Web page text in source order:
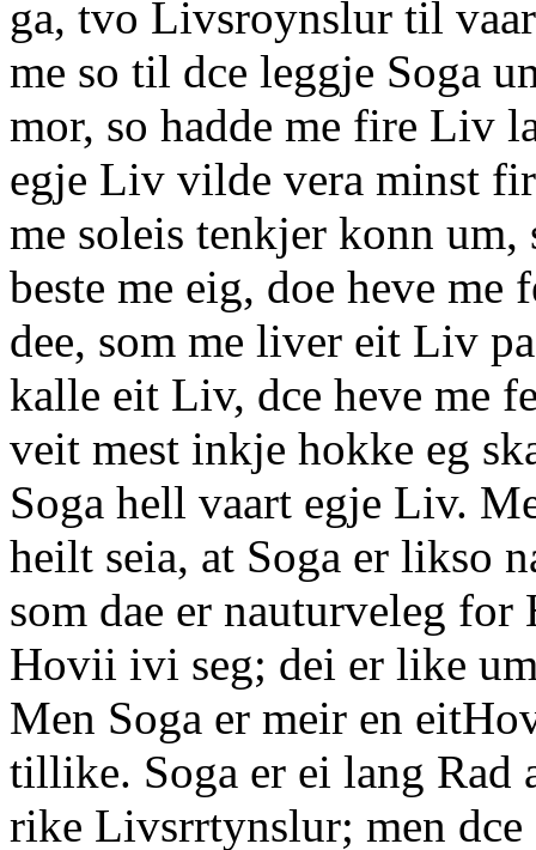
ga, tvo Livsroynslur til
me so til dce leggje Soga
mor, so hadde me fire Liv
egje Liv vilde vera minst
me soleis tenkjer konn um,
beste me eig, doe heve me
dee, som me liver eit Liv
kalle eit Liv, dce heve me
veit mest inkje hokke eg
Soga hell vaart egje Liv.
heilt seia, at Soga er likso
som dae er nauturveleg for
Hovii ivi seg; dei er like
Men Soga er meir en
tillike. Soga er ei lang Rad
rike Livsrrtynslur; men dce